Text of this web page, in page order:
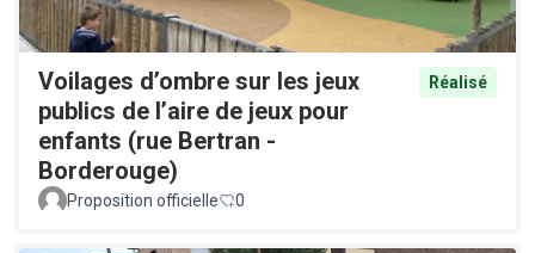
Voilages d’ombre sur les jeux
publics de l’aire de jeux pour
enfants (rue Bertran -
Borderouge)
Réalisé
Proposition officielle 0